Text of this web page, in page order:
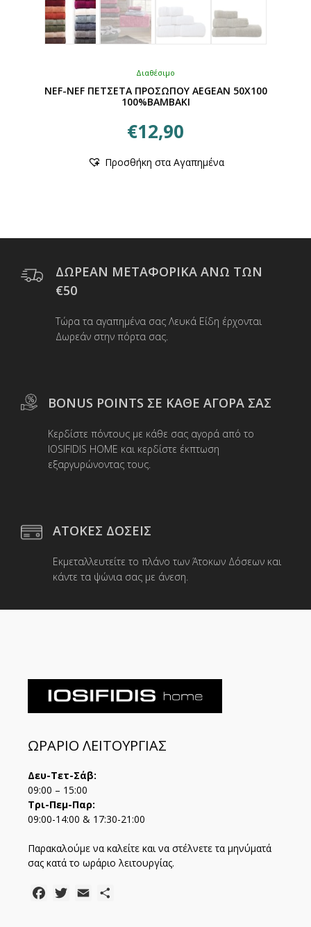
Διαθέσιμο
NEF-NEF ΠΕΤΣΕΤΑ ΠΡΟΣΩΠΟΥ AEGEAN 50Χ100
100%ΒΑΜΒΑΚΙ
€12,90
το
Οι
μπορούν
σελίδα
του
Προσθήκη στα Αγαπημένα
ΔΩΡΕΑΝ ΜΕΤΑΦΟΡΙΚΑ ΑΝΩ ΤΩΝ
€50
Τώρα τα αγαπημένα σας Λευκά Είδη έρχονται
Δωρεάν στην πόρτα σας.
BONUS POINTS ΣΕ ΚΑΘΕ ΑΓΟΡΑ ΣΑΣ
Κερδίστε πόντους με κάθε σας αγορά από το
IOSIFIDIS HOME και κερδίστε έκπτωση
εξαργυρώνοντας τους.
ΑΤΟΚΕΣ ΔΟΣΕΙΣ
Εκμεταλλευτείτε το πλάνο των Άτοκων Δόσεων και
κάντε τα ψώνια σας με άνεση.
ΩΡΑΡΙΟ ΛΕΙΤΟΥΡΓΙΑΣ
Δευ-Τετ-Σάβ:
09:00 – 15:00
Τρι-Πεμ-Παρ:
09:00-14:00 & 17:30-21:00
Παρακαλούμε να καλείτε και να στέλνετε τα μηνύματά
σας κατά το ωράριο λειτουργίας.
FacebookTwitter
Email